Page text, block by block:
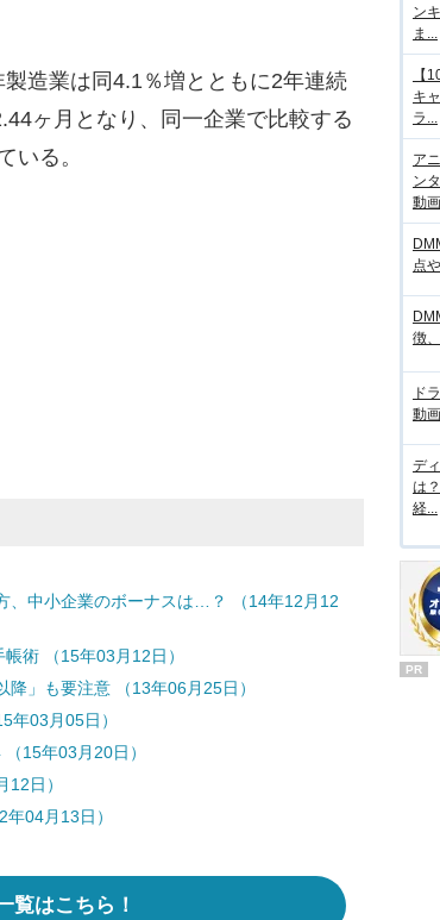
造業は同4.1％増とともに2年連続
ヶ月となり、同一企業で比較する
いる。
中小企業のボーナスは…？ （14年12月12
術 （15年03月12日）
」も要注意 （13年06月25日）
年03月05日）
15年03月20日）
日）
04月13日）
覧はこちら！
ン
ま...
【
キ
ラ...
ア
ン
動
点
徴
ド
動
デ
は
経...
PR